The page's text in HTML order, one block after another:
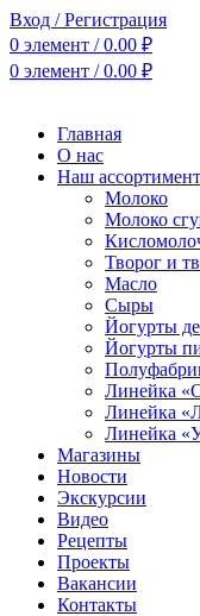
Вход / Регистрация
0 элемент / 0.00 ₽
0 элемент / 0.00 ₽
Главная
О нас
Наш ассортимент
Молоко
Молоко
Творог и
Масло
Сыры
Йогурты
Йогурты
Линейка
Линейка
Линейка
Магазины
Новости
Экскурсии
Видео
Рецепты
Проекты
Вакансии
Контакты